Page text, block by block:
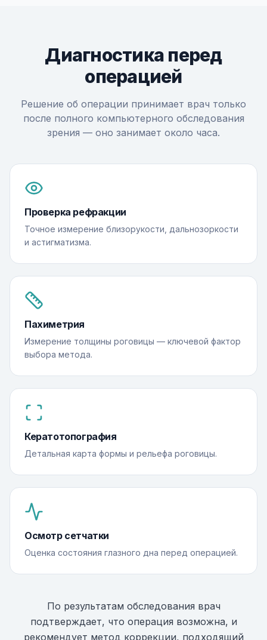
Диагностика перед
операцией
Решение об операции принимает врач только
после полного компьютерного обследования
зрения — оно занимает около часа.
Проверка рефракции
Точное измерение близорукости, дальнозоркости
и астигматизма.
Пахиметрия
Измерение толщины роговицы — ключевой фактор
выбора метода.
Кератотопография
Детальная карта формы и рельефа роговицы.
Осмотр сетчатки
Оценка состояния глазного дна перед операцией.
По результатам обследования врач
подтверждает, что операция возможна, и
рекомендует метод коррекции, подходящий